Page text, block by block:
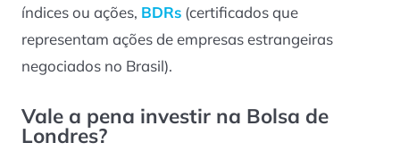
índices ou ações, BDRs (certificados que
representam ações de empresas estrangeiras
negociados no Brasil).
Vale a pena investir na Bolsa de
Londres?